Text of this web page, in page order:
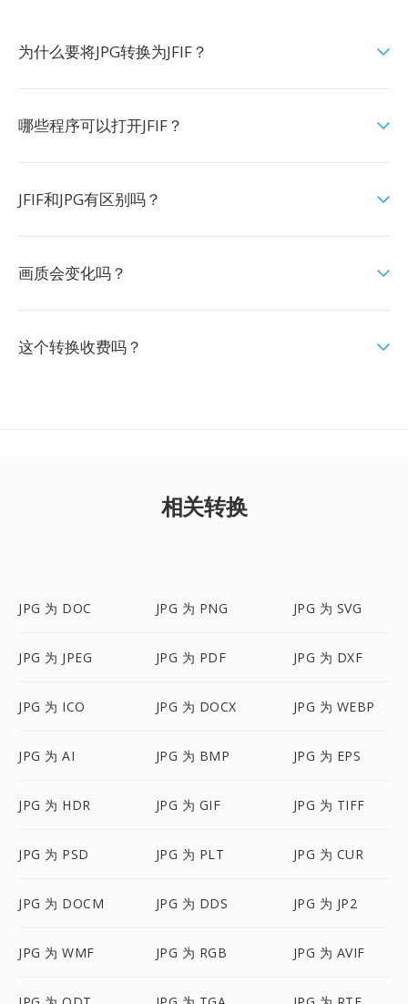
为什么要将JPG转换为JFIF？
哪些程序可以打开JFIF？
JFIF和JPG有区别吗？
画质会变化吗？
这个转换收费吗？
相关转换
JPG 为 DOC JPG 为 PNG JPG 为 SVG
JPG 为 JPEG JPG 为 PDF JPG 为 DXF
JPG 为 ICO JPG 为 DOCX JPG 为 WEBP
JPG 为 AI JPG 为 BMP JPG 为 EPS
JPG 为 HDR JPG 为 GIF JPG 为 TIFF
JPG 为 PSD JPG 为 PLT JPG 为 CUR
JPG 为 DOCM JPG 为 DDS JPG 为 JP2
JPG 为 WMF JPG 为 RGB JPG 为 AVIF